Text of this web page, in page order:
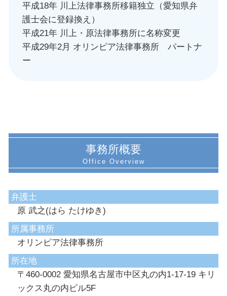
平成18年 川上法律事務所移籍独立（愛知県弁
護士会に登録換え）
平成21年 川上・原法律事務所に名称変更
平成29年2月 オリンピア法律事務所 パートナ
ー
事務所概要
弁護士
原 武之(はら たけゆき)
所属事務所
オリンピア法律事務所
所在地
〒460-0002 愛知県名古屋市中区丸の内1-17-19 キリ
ックス丸の内ビル5F